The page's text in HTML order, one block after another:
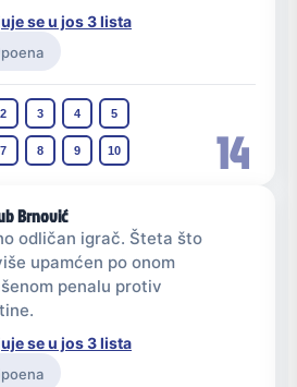
14
se u jos 3 lista
poena
2 3 4 5
7 8 9 10
Brnović
odličan igrač. Šteta što
upamćen po onom
penalu protiv
se u jos 3 lista
poena